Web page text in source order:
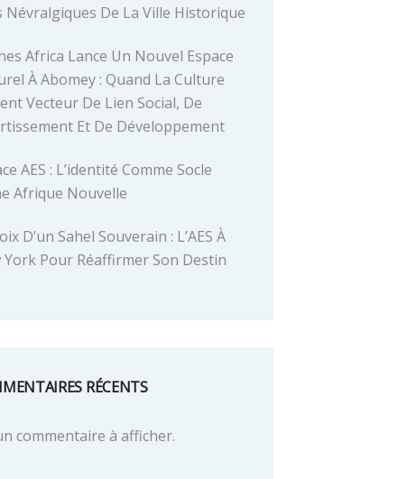
Névralgiques De La Ville Historique
Africa Lance Un Nouvel Espace
À Abomey : Quand La Culture
Vecteur De Lien Social, De
Et De Développement
AES : L’identité Comme Socle
Afrique Nouvelle
D’un Sahel Souverain : L’AES À
York Pour Réaffirmer Son Destin
RÉCENTS
commentaire à afficher.